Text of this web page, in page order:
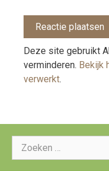
Deze site gebruikt
verminderen. Bekijk
verwerkt.
naar: